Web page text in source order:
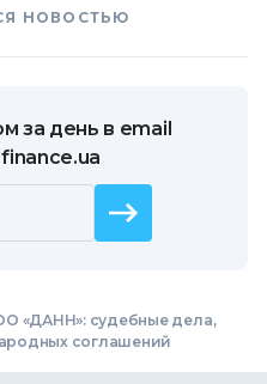
НОВОСТЬЮ
за день в email
«ДАНН»: судебные дела,
соглашений